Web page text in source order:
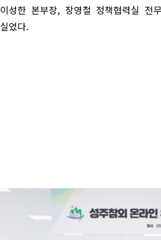
이성한 본부장, 장영철 정책협력실 전
실었다.